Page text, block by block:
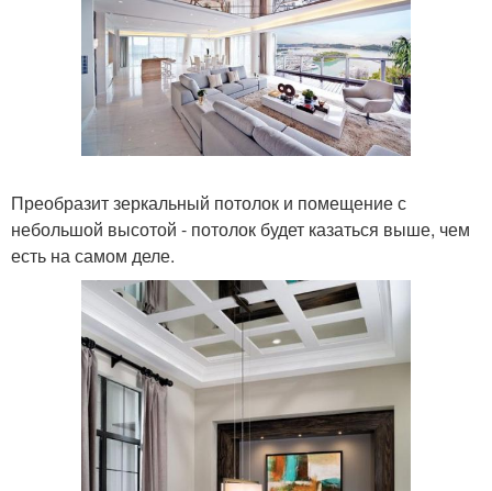
Преобразит зеркальный потолок и помещение с
небольшой высотой - потолок будет казаться выше, чем
есть на самом деле.